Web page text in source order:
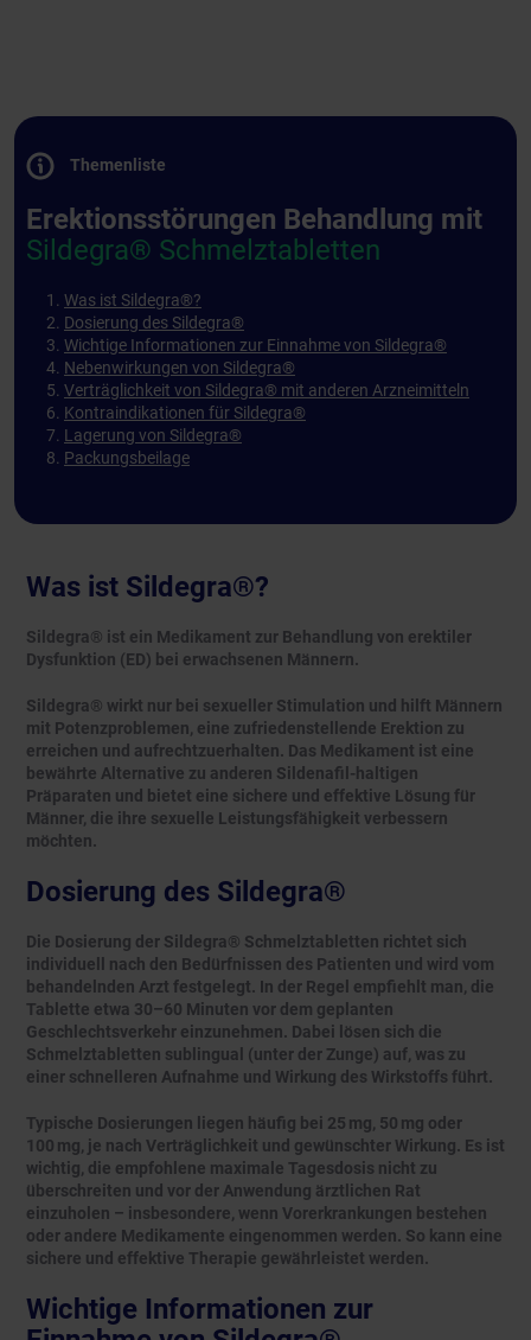
Was ist Sildegra®?
Sildegra® ist ein Medikament zur Behandlung von erektiler
Dysfunktion (ED) bei erwachsenen Männern.
Sildegra® wirkt nur bei sexueller Stimulation und hilft Männern
mit Potenzproblemen, eine zufriedenstellende Erektion zu
erreichen und aufrechtzuerhalten. Das Medikament ist eine
bewährte Alternative zu anderen Sildenafil-haltigen
Präparaten und bietet eine sichere und effektive Lösung für
Männer, die ihre sexuelle Leistungsfähigkeit verbessern
möchten.
Dosierung des Sildegra®
Die Dosierung der Sildegra® Schmelztabletten richtet sich
individuell nach den Bedürfnissen des Patienten und wird vom
behandelnden Arzt festgelegt. In der Regel empfiehlt man, die
Tablette etwa 30–60 Minuten vor dem geplanten
Geschlechtsverkehr einzunehmen. Dabei lösen sich die
Schmelztabletten sublingual (unter der Zunge) auf, was zu
einer schnelleren Aufnahme und Wirkung des Wirkstoffs führt.
Typische Dosierungen liegen häufig bei 25 mg, 50 mg oder
100 mg, je nach Verträglichkeit und gewünschter Wirkung. Es ist
wichtig, die empfohlene maximale Tagesdosis nicht zu
überschreiten und vor der Anwendung ärztlichen Rat
einzuholen – insbesondere, wenn Vorerkrankungen bestehen
oder andere Medikamente eingenommen werden. So kann eine
sichere und effektive Therapie gewährleistet werden.
Wichtige Informationen zur
Themenliste
Erektionsstörungen Behandlung mit
Sildegra® Schmelztabletten
Was ist Sildegra®?
Dosierung des Sildegra®
Wichtige Informationen zur Einnahme von Sildegra®
Nebenwirkungen von Sildegra®
Verträglichkeit von Sildegra® mit anderen Arzneimitteln
Kontraindikationen für Sildegra®
Lagerung von Sildegra®
Packungsbeilage